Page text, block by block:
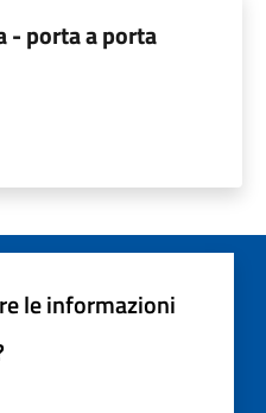
- porta a porta
le informazioni